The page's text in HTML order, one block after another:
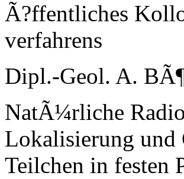
Ã?ffentliches
verfahrens
Dipl.-Geol. A.
NatÃ¼rliche
Lokalisierung
Teilchen in festen